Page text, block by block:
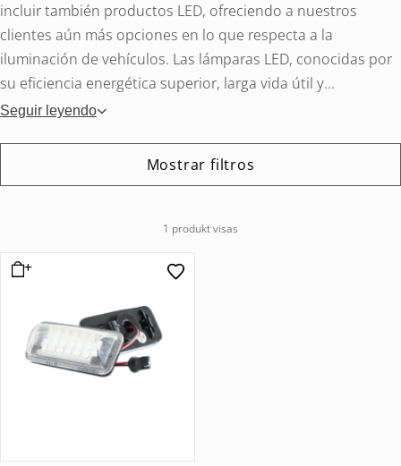
incluir también productos LED, ofreciendo a nuestros
clientes aún más opciones en lo que respecta a la
iluminación de vehículos. Las lámparas LED, conocidas por
su eficiencia energética superior, larga vida útil y...
Seguir leyendo
Mostrar filtros
1 produkt visas